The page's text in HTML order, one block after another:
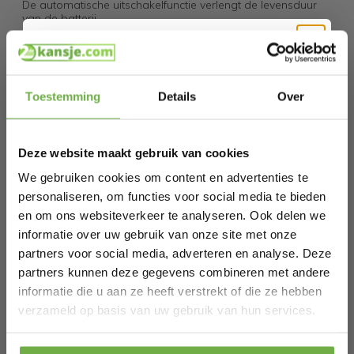
Toestemming Details Over
Deze website maakt gebruik van cookies
We gebruiken cookies om content en advertenties te
personaliseren, om functies voor social media te bieden
en om ons websiteverkeer te analyseren. Ook delen we
informatie over uw gebruik van onze site met onze
partners voor social media, adverteren en analyse. Deze
partners kunnen deze gegevens combineren met andere
informatie die u aan ze heeft verstrekt of die ze hebben
verzameld op basis van uw gebruik van hun services.
De automatische uitschakelfunctie verlengt de levensduur
van de batterij
Realistische knoppen om de flexibiliteit van baby's vingers
te trainen
Verstelbare microfoon voor zangplezier
Draagbaar ontwerp en lichtgewicht voor gemakkelijk
Specificaties
Kleur: Roze
Materiaal: PP
Totale afmetingen: 45 x 23 x 45 cm (L x B x H)
Afmeting kruk: 24 x 24 cm (D x H)
Batterij: 4 x AA batterijen, niet inbegrepen
Nettogewicht: 1,5 kg
Omvang van de Levering:
1 x Toetsenbord voor kinderen met 31 toetsen
1 x Microfoon
1 x Kruk
Schrijf je in en ontvang
Bij 2dekansje.com profiteer je van
kortingen tot wel 70%.
Laat ons weten wanneer je jarig bent